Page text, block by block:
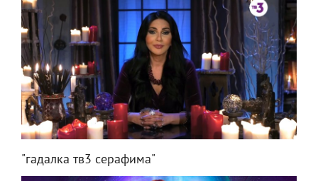
"гадалка тв3 серафима"